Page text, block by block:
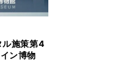
ル施策第4
ン博物